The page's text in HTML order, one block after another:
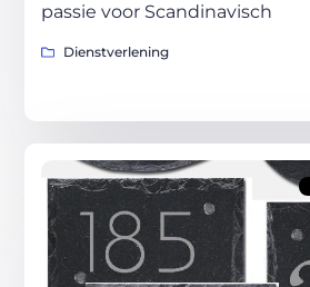
passie voor Scandinavisch
Dienstverlening